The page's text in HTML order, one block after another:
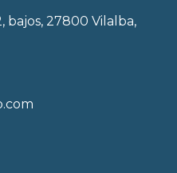
bajos, 27800 Vilalba,